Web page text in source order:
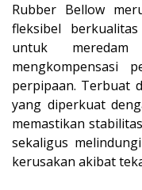
Rubber Bellow
fleksibel
untuk
mengkompensasi
perpipaan. Terbuat
yang diperkuat
memastikan
sekaligus
kerusakan akibat